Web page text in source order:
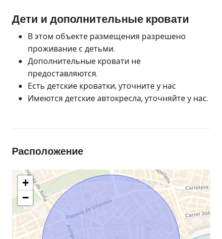
Дети и дополнительные кровати
В этом объекте размещения разрешено
проживание с детьми.
Дополнительные кровати не
предоставляются.
Есть детские кроватки, уточните у нас
Имеются детские автокресла, уточняйте у нас.
Расположение
+
−